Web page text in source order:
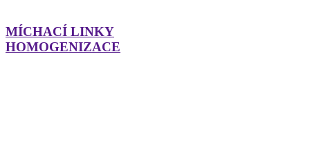
MÍCHACÍ LINKY
HOMOGENIZACE